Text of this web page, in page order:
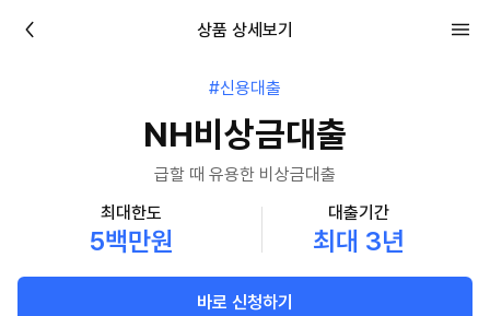
상품 상세보기
#신용대출
NH비상금대출
급할 때 유용한 비상금대출
최대한도
5백만원
대출기간
최대 3년
바로 신청하기